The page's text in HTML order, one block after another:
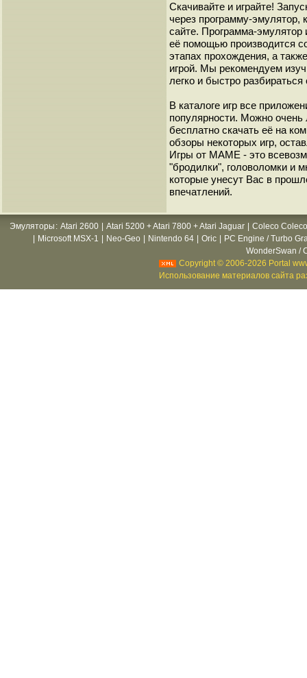
Скачивайте и играйте!
через программу-эмулятор,
сайте. Программа-
её помощью производится
этапах прохождения, а
игрой. Мы рекомендуем
легко и быстро
В каталоге игр все
популярности. Можно очень
бесплатно скачать её на
обзоры некоторых игр,
Игры от МАМЕ - это
"бродилки", головоломки и
которые унесут Вас в
впечатлений.
Эмуляторы : Atari 2600 Atari 5200 + Atari 7800 + Atari Jaguar
Coleco
Microsoft MSX-1 Neo-Geo Nintendo 64 Oric
PC Engine / Turbo
WonderSwan /
Copyright © 2006-2026 Portal
Использование материалов сайта